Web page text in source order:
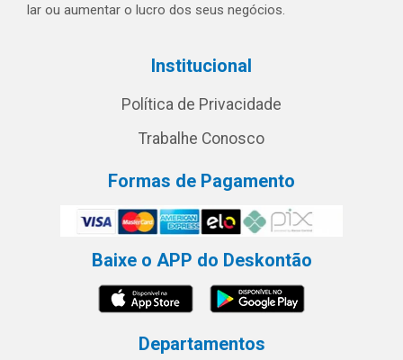
lar ou aumentar o lucro dos seus negócios.
Institucional
Política de Privacidade
Trabalhe Conosco
Formas de Pagamento
Baixe o APP do Deskontão
Departamentos